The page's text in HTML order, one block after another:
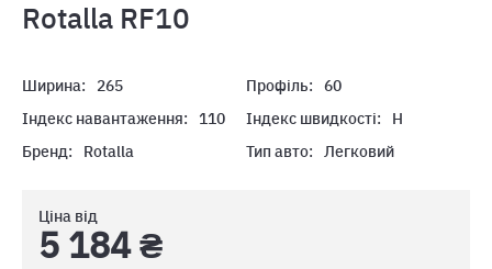
Rotalla RF10
Ширина: 265 Профіль:
60
Індекс навантаження:
110 Індекс швидкості:
H
Бренд:
Rotalla Тип авто: Легковий
Ціна від
5 184 ₴